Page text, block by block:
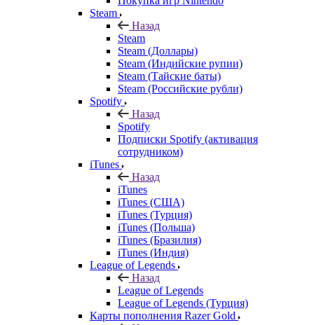
Steam
Назад
Steam
Steam (Доллары)
Steam (Индийские рупии)
Steam (Тайские баты)
Steam (Российские рубли)
Spotify
Назад
Spotify
Подписки Spotify (активация
сотрудником)
iTunes
Назад
iTunes
iTunes (США)
iTunes (Турция)
iTunes (Польша)
iTunes (Бразилия)
iTunes (Индия)
League of Legends
Назад
League of Legends
League of Legends (Турция)
Карты пополнения Razer Gold